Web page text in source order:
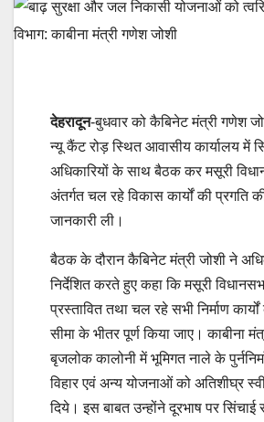
देहरादून-बुधवार को कैबिनेट मंत्री गणेश
न्यू कैंट रोड़ स्थित आवासीय कार्यालय में
अधिकारियों के साथ बैठक कर मसूरी
अंतर्गत चल रहे विकास कार्यों की प्रगति
जानकारी ली।
बैठक के दौरान कैबिनेट मंत्री जोशी ने
निर्देशित करते हुए कहा कि मसूरी
प्रस्तावित तथा चल रहे सभी निर्माण कार्यों
सीमा के भीतर पूर्ण किया जाए। काबीना
बृजलोक कालोनी में भूमिगत नाले के
विहार एवं अन्य योजनाओं को अतिशीघ्र
दिये। इस बाबत उन्होंने दूरभाष पर सिंचाई